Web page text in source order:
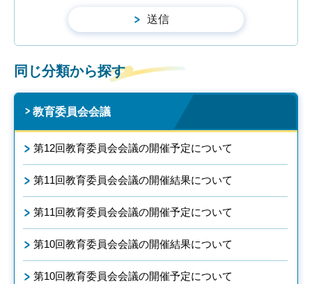
同じ分類から探す
教育委員会会議
第12回教育委員会会議の開催予定について
第11回教育委員会会議の開催結果について
第11回教育委員会会議の開催予定について
第10回教育委員会会議の開催結果について
第10回教育委員会会議の開催予定について